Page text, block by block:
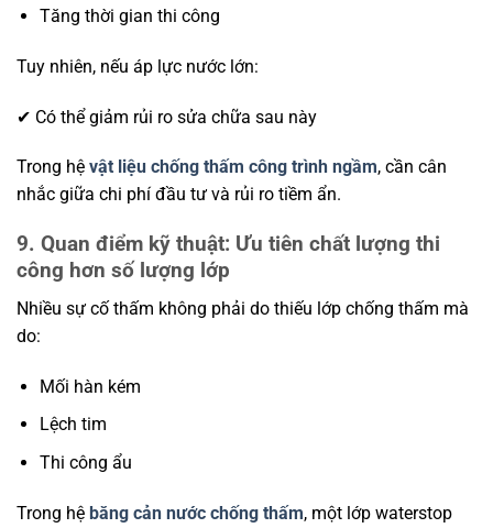
Tăng thời gian thi công
Tuy nhiên, nếu áp lực nước lớn:
✔ Có thể giảm rủi ro sửa chữa sau này
Trong hệ vật liệu chống thấm công trình ngầm, cần cân
nhắc giữa chi phí đầu tư và rủi ro tiềm ẩn.
9. Quan điểm kỹ thuật: Ưu tiên chất lượng thi
công hơn số lượng lớp
Nhiều sự cố thấm không phải do thiếu lớp chống thấm mà
do:
Mối hàn kém
Lệch tim
Thi công ẩu
Trong hệ băng cản nước chống thấm, một lớp waterstop